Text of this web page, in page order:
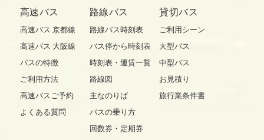
高速バス
高速バス 京都線
高速バス 大阪線
バスの特徴
ご利用方法
高速バスご予約
よくある質問
路線バス
路線バス時刻表
バス停から時刻表
時刻表・運賃一覧
路線図
主なのりば
バスの乗り方
回数券・定期券
貸切バス
ご利用シーン
大型バス
中型バス
お見積り
旅行業条件書